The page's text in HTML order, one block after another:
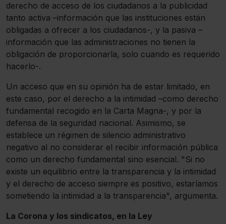
derecho de acceso de los ciudadanos a la publicidad
tanto activa –información que las instituciones están
obligadas a ofrecer a los ciudadanos-, y la pasiva –
información que las administraciones no tienen la
obligación de proporcionarla, solo cuando es requerido
hacerlo-.
Un acceso que en su opinión ha de estar limitado, en
este caso, por el derecho a la intimidad –como derecho
fundamental recogido en la Carta Magna-, y por la
defensa de la seguridad nacional. Asimismo, se
establece un régimen de silencio administrativo
negativo al no considerar el recibir información pública
como un derecho fundamental sino esencial. "Si no
existe un equilibrio entre la transparencia y la intimidad
y el derecho de acceso siempre es positivo, estaríamos
sometiendo la intimidad a la transparencia", argumenta.
La Corona y los sindicatos, en la Ley